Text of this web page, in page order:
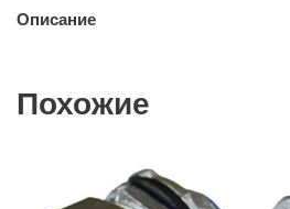
Описание
Похожие